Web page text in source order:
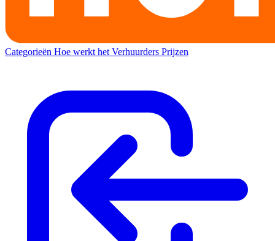
Categorieën Hoe werkt het Verhuurders Prijzen